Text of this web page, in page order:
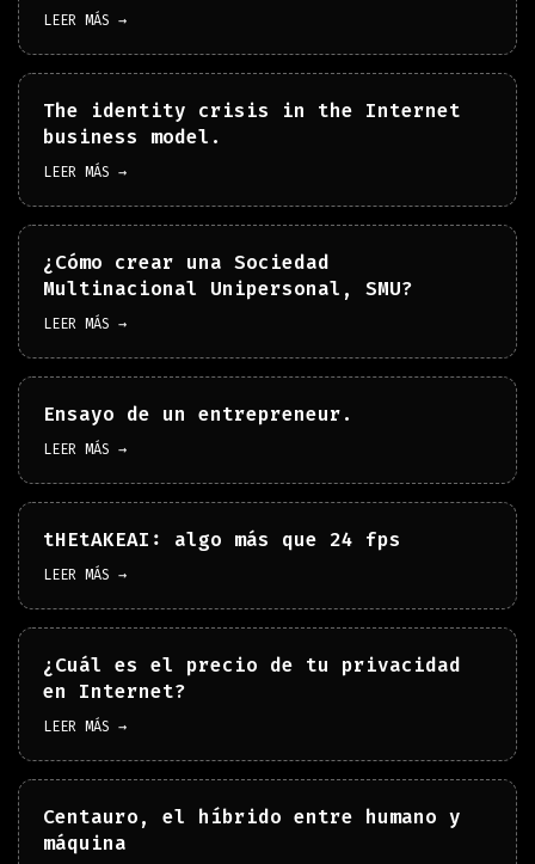
LEER MÁS →
The identity crisis in the Internet
business model.
LEER MÁS →
¿Cómo crear una Sociedad
Multinacional Unipersonal, SMU?
LEER MÁS →
Ensayo de un entrepreneur.
LEER MÁS →
tHEtAKEAI: algo más que 24 fps
LEER MÁS →
¿Cuál es el precio de tu privacidad
en Internet?
LEER MÁS →
Centauro, el híbrido entre humano y
máquina